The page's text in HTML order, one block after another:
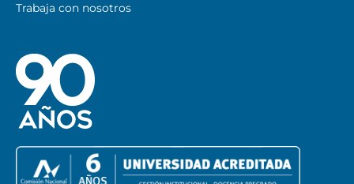
Trabaja con nosotros